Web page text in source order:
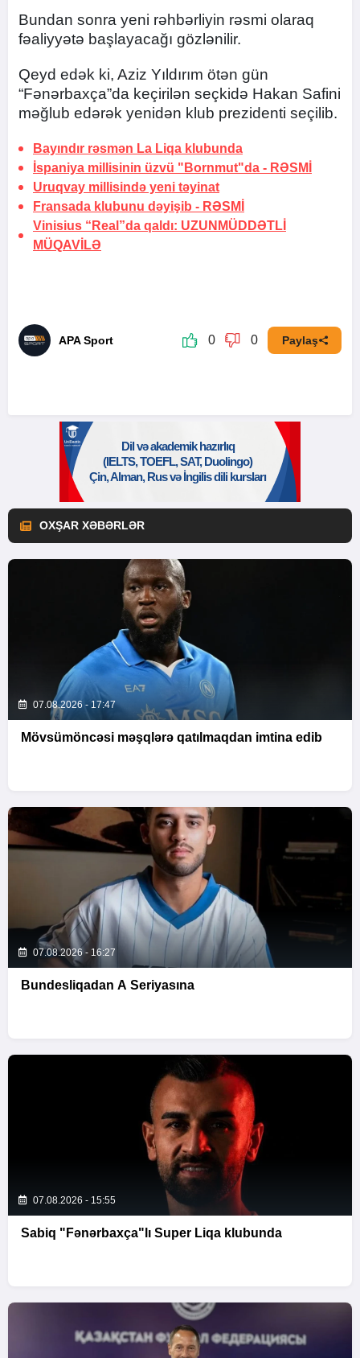
Bundan sonra yeni rəhbərliyin rəsmi olaraq
fəaliyyətə başlayacağı gözlənilir.
Qeyd edək ki, Aziz Yıldırım ötən gün
“Fənərbaxça”da keçirilən seçkidə Hakan Safini
məğlub edərək yenidən klub prezidenti seçilib.
Bayındır rəsmən La Liqa klubunda
İspaniya millisinin üzvü "Bornmut"da - RƏSMİ
Uruqvay millisində yeni təyinat
Fransada klubunu dəyişib - RƏSMİ
Vinisius “Real”da qaldı: UZUNMÜDDƏTLİ
MÜQAVİLƏ
APA Sport 0 0 Paylaş
OXŞAR XƏBƏRLƏR
07.08.2026 - 17:47
Mövsümöncəsi məşqlərə qatılmaqdan imtina edib
07.08.2026 - 16:27
Bundesliqadan A Seriyasına
07.08.2026 - 15:55
Sabiq "Fənərbaxça"lı Super Liqa klubunda